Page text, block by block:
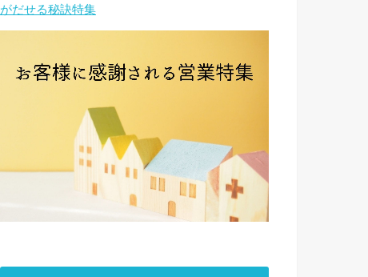
がだせる秘訣特集